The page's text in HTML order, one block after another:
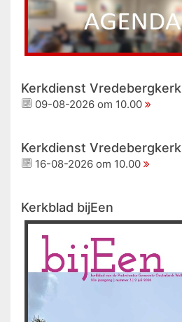
Kerkdienst Vredebergkerk
09-08-2026 om 10.00
Kerkdienst Vredebergkerk
16-08-2026 om 10.00
Kerkblad bijEen